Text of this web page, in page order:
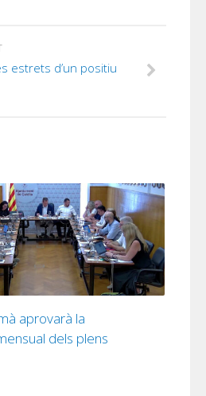
estrets d’un positiu
aprovarà la
dels plens